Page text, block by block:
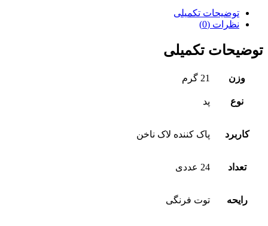
توضیحات تکمیلی
نظرات (0)
توضیحات تکمیلی
وزن 21 گرم
نوع پد
کاربرد پاک کننده لاک ناخن
تعداد 24 عددی
رایحه توت فرنگی